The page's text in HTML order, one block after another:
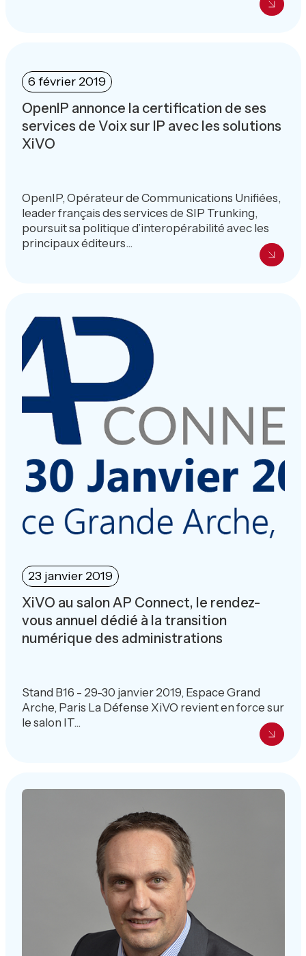
6 février 2019
OpenIP annonce la certification de ses
services de Voix sur IP avec les solutions
XiVO
OpenIP, Opérateur de Communications Unifiées,
leader français des services de SIP Trunking,
poursuit sa politique d’interopérabilité avec les
principaux éditeurs...
23 janvier 2019
XiVO au salon AP Connect, le rendez-
vous annuel dédié à la transition
numérique des administrations
Stand B16 - 29-30 janvier 2019, Espace Grand
Arche, Paris La Défense XiVO revient en force sur
le salon IT...